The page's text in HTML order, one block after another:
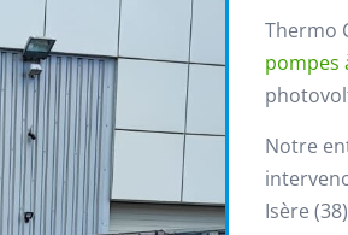
Thermo
pompes
Notre
Isère